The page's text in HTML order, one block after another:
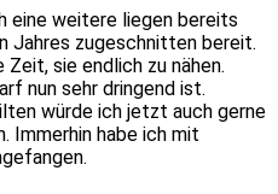
eine weitere liegen bereits
Jahres zugeschnitten bereit.
sie endlich zu nähen.
nun sehr dringend ist.
würde ich jetzt auch gerne
Immerhin habe ich mit